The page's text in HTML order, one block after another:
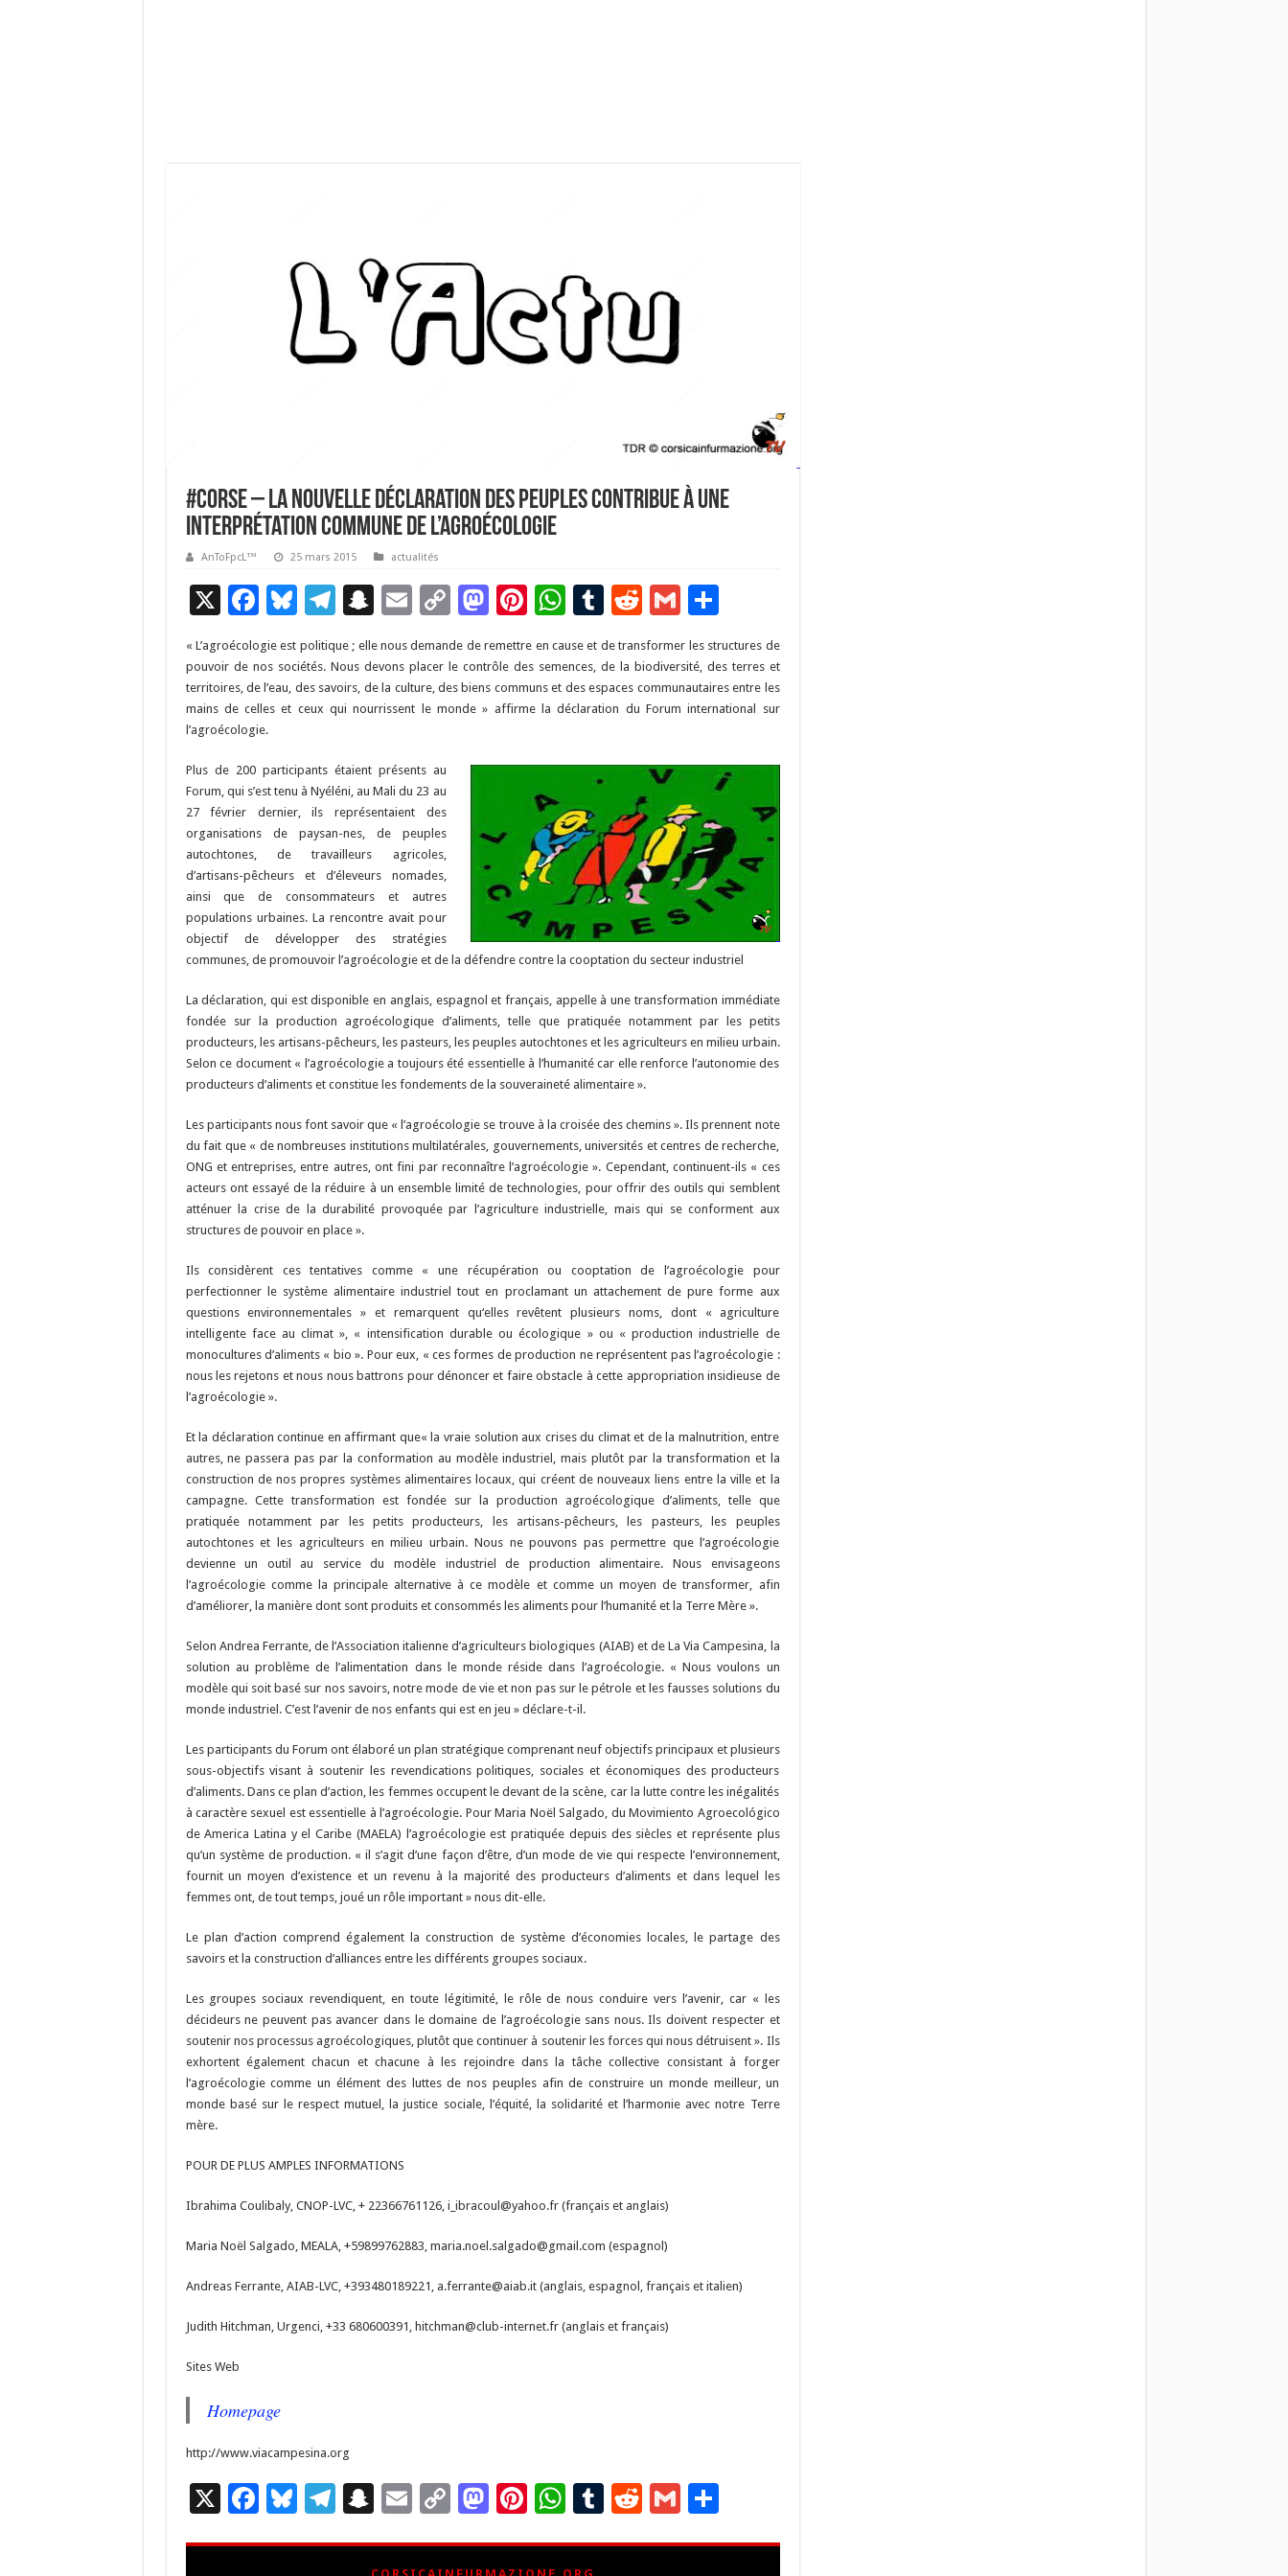
#corse – La nouvelle déclaration des peuples contribue à une
interprétation commune de l’agroécologie
AnToFpcL™ 25 mars 2015 actualités
X F
ac
e
b
o
k
Bl
u
es
ky
T
e
gr
a
S
a
p
c
at
E
m
ai
l
C
o
p
y
Li
M
to
d
o
Pi
er
es
t
W
at
sA
p
T
u
m
bl
r
R
e
d
di
t
G
m
ai
l
P
ta
g
er
« L’agroécologie est politique ; elle nous demande de remettre en cause et de transformer les structures de
pouvoir de nos sociétés. Nous devons placer le contrôle des semences, de la biodiversité, des terres et
territoires, de l’eau, des savoirs, de la culture, des biens communs et des espaces communautaires entre les
mains de celles et ceux qui nourrissent le monde » affirme la déclaration du Forum international sur
l’agroécologie.
Plus de 200 participants étaient présents au
Forum, qui s’est tenu à Nyéléni, au Mali du 23 au
27 février dernier, ils représentaient des
organisations de paysan-nes, de peuples
autochtones, de travailleurs agricoles,
d’artisans-pêcheurs et d’éleveurs nomades,
ainsi que de consommateurs et autres
populations urbaines. La rencontre avait pour
objectif de développer des stratégies
communes, de promouvoir l’agroécologie et de la défendre contre la cooptation du secteur industriel
La déclaration, qui est disponible en anglais, espagnol et français, appelle à une transformation immédiate
fondée sur la production agroécologique d’aliments, telle que pratiquée notamment par les petits
producteurs, les artisans-pêcheurs, les pasteurs, les peuples autochtones et les agriculteurs en milieu urbain.
Selon ce document « l’agroécologie a toujours été essentielle à l’humanité car elle renforce l’autonomie des
producteurs d’aliments et constitue les fondements de la souveraineté alimentaire ».
Les participants nous font savoir que « l’agroécologie se trouve à la croisée des chemins ». Ils prennent note
du fait que « de nombreuses institutions multilatérales, gouvernements, universités et centres de recherche,
ONG et entreprises, entre autres, ont fini par reconnaître l’agroécologie ». Cependant, continuent-ils « ces
acteurs ont essayé de la réduire à un ensemble limité de technologies, pour offrir des outils qui semblent
atténuer la crise de la durabilité provoquée par l’agriculture industrielle, mais qui se conforment aux
structures de pouvoir en place ».
Ils considèrent ces tentatives comme « une récupération ou cooptation de l’agroécologie pour
perfectionner le système alimentaire industriel tout en proclamant un attachement de pure forme aux
questions environnementales » et remarquent qu‘elles revêtent plusieurs noms, dont « agriculture
intelligente face au climat », « intensification durable ou écologique » ou « production industrielle de
monocultures d’aliments « bio ». Pour eux, « ces formes de production ne représentent pas l’agroécologie :
nous les rejetons et nous nous battrons pour dénoncer et faire obstacle à cette appropriation insidieuse de
l’agroécologie ».
Et la déclaration continue en affirmant que« la vraie solution aux crises du climat et de la malnutrition, entre
autres, ne passera pas par la conformation au modèle industriel, mais plutôt par la transformation et la
construction de nos propres systèmes alimentaires locaux, qui créent de nouveaux liens entre la ville et la
campagne. Cette transformation est fondée sur la production agroécologique d’aliments, telle que
pratiquée notamment par les petits producteurs, les artisans-pêcheurs, les pasteurs, les peuples
autochtones et les agriculteurs en milieu urbain. Nous ne pouvons pas permettre que l’agroécologie
devienne un outil au service du modèle industriel de production alimentaire. Nous envisageons
l’agroécologie comme la principale alternative à ce modèle et comme un moyen de transformer, afin
d’améliorer, la manière dont sont produits et consommés les aliments pour l’humanité et la Terre Mère ».
Selon Andrea Ferrante, de l’Association italienne d’agriculteurs biologiques (AIAB) et de La Via Campesina, la
solution au problème de l’alimentation dans le monde réside dans l’agroécologie. « Nous voulons un
modèle qui soit basé sur nos savoirs, notre mode de vie et non pas sur le pétrole et les fausses solutions du
monde industriel. C’est l’avenir de nos enfants qui est en jeu » déclare-t-il.
Les participants du Forum ont élaboré un plan stratégique comprenant neuf objectifs principaux et plusieurs
sous-objectifs visant à soutenir les revendications politiques, sociales et économiques des producteurs
d’aliments. Dans ce plan d’action, les femmes occupent le devant de la scène, car la lutte contre les inégalités
à caractère sexuel est essentielle à l’agroécologie. Pour Maria Noël Salgado, du Movimiento Agroecológico
de America Latina y el Caribe (MAELA) l’agroécologie est pratiquée depuis des siècles et représente plus
qu’un système de production. « il s’agit d’une façon d’être, d’un mode de vie qui respecte l’environnement,
fournit un moyen d’existence et un revenu à la majorité des producteurs d’aliments et dans lequel les
femmes ont, de tout temps, joué un rôle important » nous dit-elle.
Le plan d’action comprend également la construction de système d’économies locales, le partage des
savoirs et la construction d’alliances entre les différents groupes sociaux.
Les groupes sociaux revendiquent, en toute légitimité, le rôle de nous conduire vers l’avenir, car « les
décideurs ne peuvent pas avancer dans le domaine de l’agroécologie sans nous. Ils doivent respecter et
soutenir nos processus agroécologiques, plutôt que continuer à soutenir les forces qui nous détruisent ». Ils
exhortent également chacun et chacune à les rejoindre dans la tâche collective consistant à forger
l’agroécologie comme un élément des luttes de nos peuples afin de construire un monde meilleur, un
monde basé sur le respect mutuel, la justice sociale, l’équité, la solidarité et l’harmonie avec notre Terre
mère.
POUR DE PLUS AMPLES INFORMATIONS
Ibrahima Coulibaly, CNOP-LVC, + 22366761126, i_ibracoul@yahoo.fr(français et anglais)
Maria Noël Salgado, MEALA, +59899762883, maria.noel.salgado@gmail.com (espagnol)
Andreas Ferrante, AIAB-LVC, +393480189221, a.ferrante@aiab.it(anglais, espagnol, français et italien)
Judith Hitchman, Urgenci, +33 680600391, hitchman@club-internet.fr(anglais et français)
Sites Web
Homepage
http://www.viacampesina.org
X F
Bl T S
a
E
ai
C
p
M
to
Pi
er
W
at
T R G P